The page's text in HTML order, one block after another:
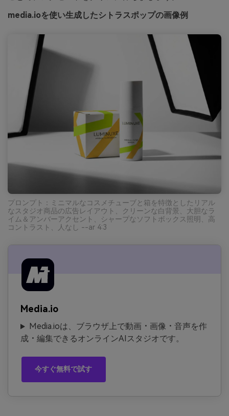
media.ioを使い生成したシトラスポップの画像例
プロンプト：ミニマルなコスメチューブと箱を特徴としたリアル
なスタジオ商品の広告レイアウト、クリーンな白背景、大胆なラ
イム＆アンバーアクセント、シャープなソフトボックス照明、高
コントラスト、人なし --ar 4:3
Media.io
Media.ioは、ブラウザ上で動画・画像・音声を作
成・編集できるオンラインAIスタジオです。
今すぐ無料で試す